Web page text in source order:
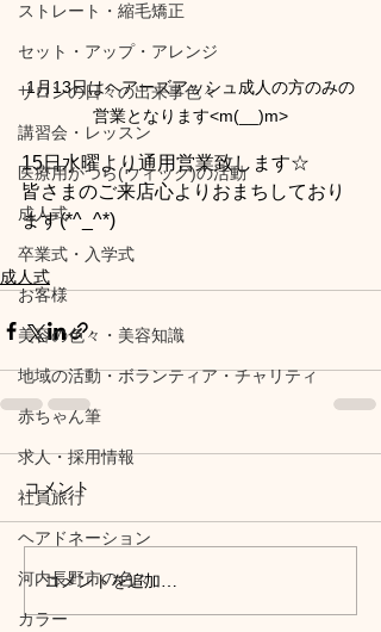
ストレート・縮毛矯正
セット・アップ・アレンジ
サロンの日々の出来事色々
講習会・レッスン
医療用かつら(ウィッグ)の活動
成人式
卒業式・入学式
お客様
美容の色々・美容知識
地域の活動・ボランティア・チャリティ
赤ちゃん筆
求人・採用情報
社員旅行
ヘアドネーション
河内長野市の色々
カラー
1月13日はヘアーズアッシュ成人の方のみの
営業となります<m(__)m>
15日水曜より通用営業致します☆
皆さまのご来店心よりおまちしており
ます(*^_^*)
成人式
コメント
コメントを追加…